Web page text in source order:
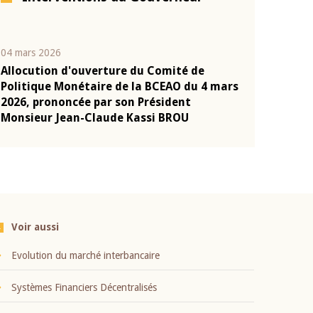
04 mars 2026
Allocution d'ouverture du Comité de
Politique Monétaire de la BCEAO du 4 mars
2026, prononcée par son Président
Monsieur Jean-Claude Kassi BROU
Voir aussi
Evolution du marché interbancaire
Systèmes Financiers Décentralisés